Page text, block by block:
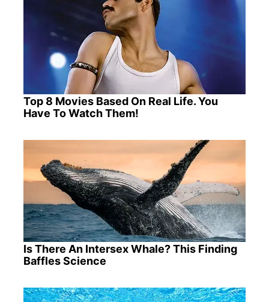
Top 8 Movies Based On Real Life. You
Have To Watch Them!
Is There An Intersex Whale? This Finding
Baffles Science